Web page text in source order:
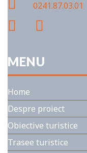
0241.87.03.01
MENU
Home
Despre proiect
Obiective turistice
Trasee turistice